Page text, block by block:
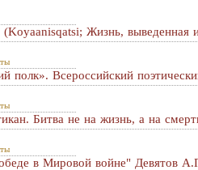
(Koyaanisqatsi; Жизнь, выведенная
полк». Всероссийский
Битва не на жизнь, а на
в Мировой войне" Девятов